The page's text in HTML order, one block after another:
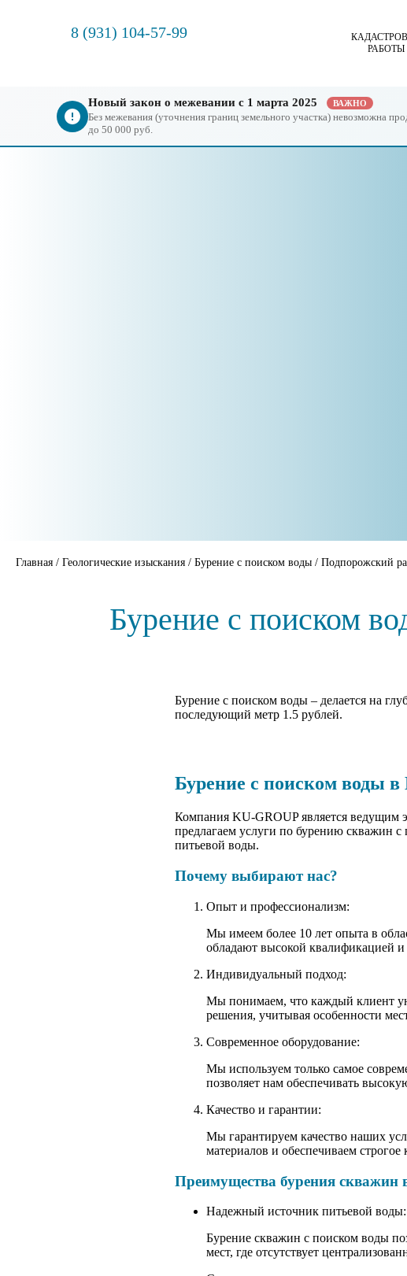
8 (931) 104-57-99
РАБОТЫ
Новый закон о межевании с 1 марта 2025 ВАЖНО
Без межевания (уточнения границ земельного участка) невозможна
до 50 000 руб.
Главная / Геологические изыскания / Бурение с поиском воды / Подпорожский
Бурение с поиском
Бурение с поиском воды – делается на
последующий метр 1.5 рублей.
Бурение с поиском воды
Компания KU-GROUP является ведущим
предлагаем услуги по бурению скважин
питьевой воды.
Почему выбирают нас?
Опыт и профессионализм:
Мы имеем более 10 лет опыта в
обладают высокой квалификацией и
Индивидуальный подход:
Мы понимаем, что каждый клиент
решения, учитывая особенности
Современное оборудование:
Мы используем только самое
позволяет нам обеспечивать
Качество и гарантии:
Мы гарантируем качество наших
материалов и обеспечиваем
Преимущества бурения скважин
Надежный источник питьевой воды:
Бурение скважин с поиском воды
мест, где отсутствует